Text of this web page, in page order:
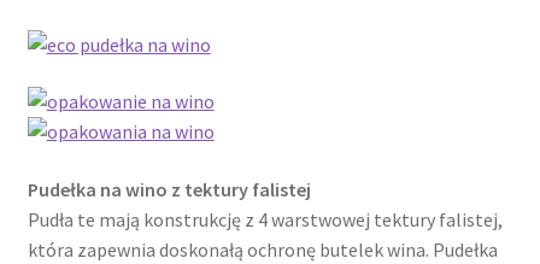
Pudełka na wino z tektury falistej
Pudła te mają konstrukcję z 4 warstwowej tektury falistej,
która zapewnia doskonałą ochronę butelek wina. Pudełka